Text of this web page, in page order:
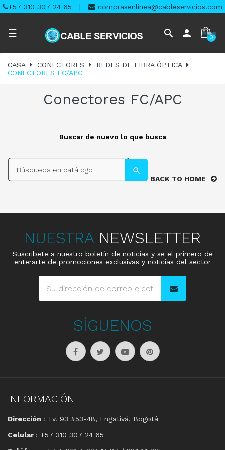
+57 310 307 24 65 | comprasenlinea@cableservicios.com
Navegación
palanca
☰ search person 0
CASA CONECTORES
REDES DE FIBRA ÓPTICA
CONECTORES FC/APC
Conectores FC/APC
Buscar de nuevo lo que busca
search
search
BACK TO HOME
NUESTRA NEWSLETTER
Suscribete a nuestro boletín de noticias y se el primero de
enterarte de promociones exclusivas y noticias del sector
SÍGUENOS
INFORMACIÓN
Dirección : Tv. 93 #53-48, Engativá, Bogotá
Celular : +57 310 307 24 65